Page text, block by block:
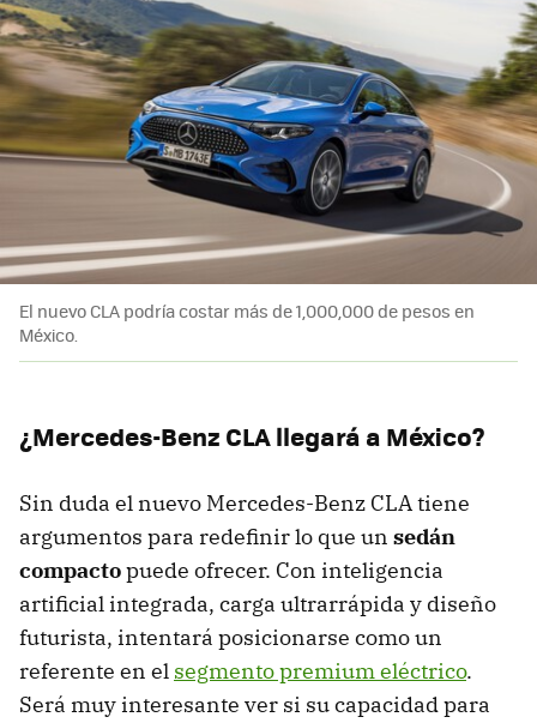
El nuevo CLA podría costar más de 1,000,000 de pesos en
México.
¿Mercedes-Benz CLA llegará a México?
Sin duda el nuevo Mercedes-Benz CLA tiene
argumentos para redefinir lo que un sedán
compactopuede ofrecer. Con inteligencia
artificial integrada, carga ultrarrápida y diseño
futurista, intentará posicionarse como un
referente en el segmento premium eléctrico.
Será muy interesante ver si su capacidad para